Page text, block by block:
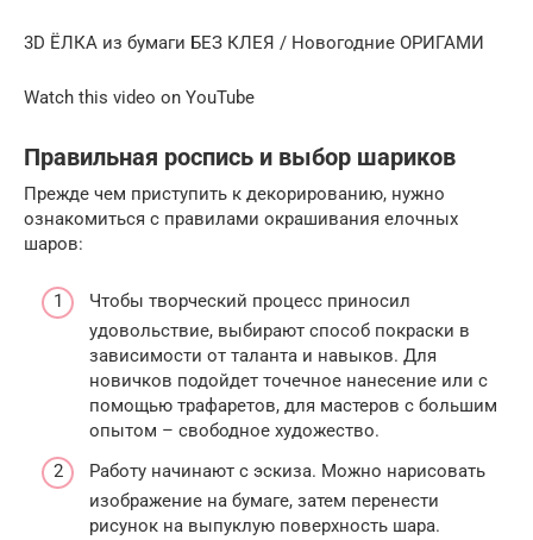
3D ЁЛКА из бумаги БЕЗ КЛЕЯ / Новогодние ОРИГАМИ
Watch this video on YouTube
Правильная роспись и выбор шариков
Прежде чем приступить к декорированию, нужно
ознакомиться с правилами окрашивания елочных
шаров:
Чтобы творческий процесс приносил
удовольствие, выбирают способ покраски в
зависимости от таланта и навыков. Для
новичков подойдет точечное нанесение или с
помощью трафаретов, для мастеров с большим
опытом – свободное художество.
Работу начинают с эскиза. Можно нарисовать
изображение на бумаге, затем перенести
рисунок на выпуклую поверхность шара.